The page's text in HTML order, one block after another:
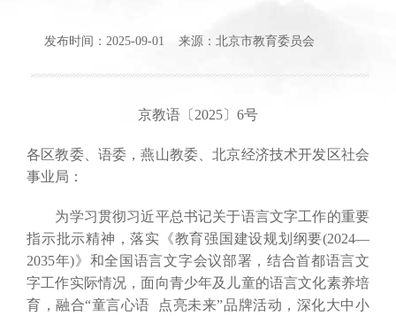
发布时间：2025-09-01 来源：北京市教育委员会
京教语〔2025〕6号
各区教委、语委，燕山教委、北京经济技术开发区社会
事业局：
为学习贯彻习近平总书记关于语言文字工作的重要
指示批示精神，落实《教育强国建设规划纲要(2024—
2035年)》和全国语言文字会议部署，结合首都语言文
字工作实际情况，面向青少年及儿童的语言文化素养培
育，融合“童言心语 点亮未来”品牌活动，深化大中小